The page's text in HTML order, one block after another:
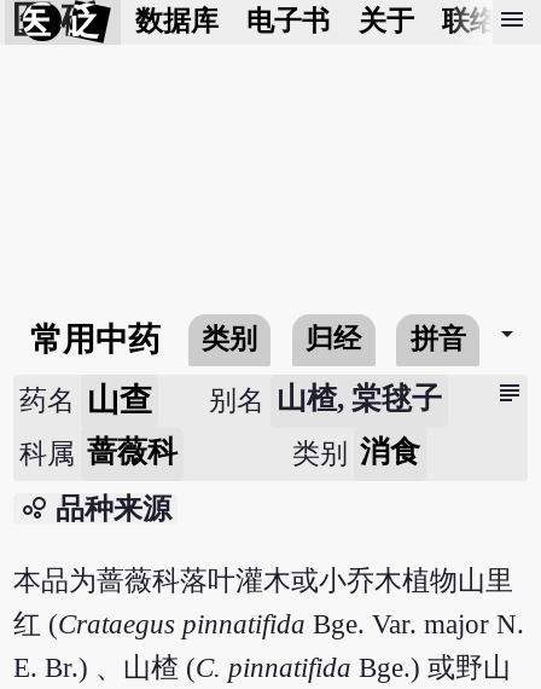
医 砭 数据库 电子书 关于 联络我
menu
常用中药 类别 归经 拼音 arrow_drop_down
subject
药名 山查 别名 山楂, 棠毬子
科属 蔷薇科 类别 消食
bubble_chart 品种来源
本品为蔷薇科落叶灌木或小乔木植物山里
红 (Crataegus pinnatifida Bge. Var. major N.
E. Br.) 、山楂 (C. pinnatifida Bge.) 或野山